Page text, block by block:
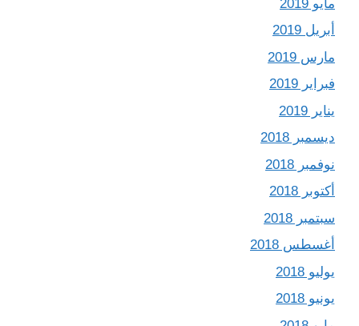
مايو 2019
أبريل 2019
مارس 2019
فبراير 2019
يناير 2019
ديسمبر 2018
نوفمبر 2018
أكتوبر 2018
سبتمبر 2018
أغسطس 2018
يوليو 2018
يونيو 2018